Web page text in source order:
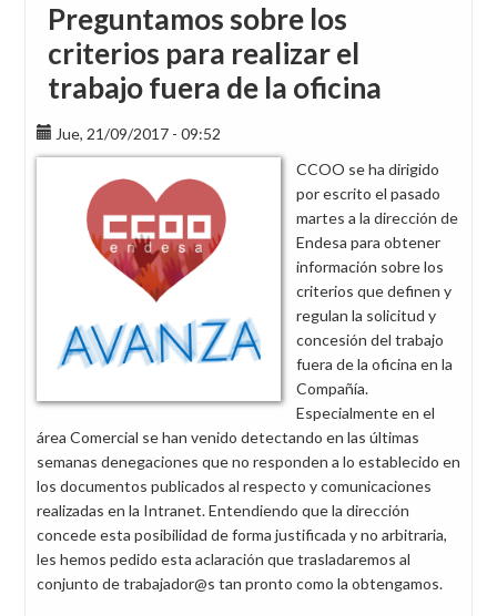
Preguntamos sobre los
criterios para realizar el
trabajo fuera de la oficina
Jue, 21/09/2017 - 09:52
CCOO se ha dirigido
por escrito el pasado
martes a la dirección de
Endesa para obtener
información sobre los
criterios que definen y
regulan la solicitud y
concesión del trabajo
fuera de la oficina en la
Compañía.
Especialmente en el
área Comercial se han venido detectando en las últimas
semanas denegaciones que no responden a lo establecido en
los documentos publicados al respecto y comunicaciones
realizadas en la Intranet. Entendiendo que la dirección
concede esta posibilidad de forma justificada y no arbitraria,
les hemos pedido esta aclaración que trasladaremos al
conjunto de trabajador@s tan pronto como la obtengamos.